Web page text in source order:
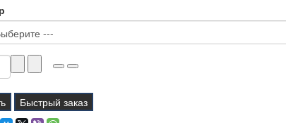
Быстрый заказ